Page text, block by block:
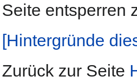
Seite entsperren
[Hintergründe
Zurück zur Seite